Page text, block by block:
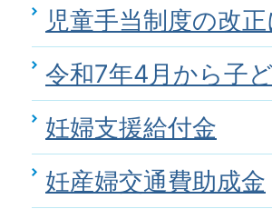
児童手当制度の改
令和7年4月から子
妊婦支援給付金
妊産婦交通費助成金